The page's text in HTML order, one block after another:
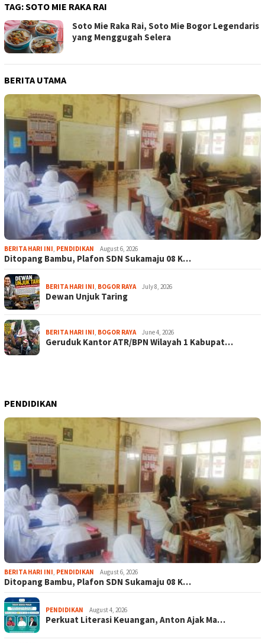
TAG:SOTO MIE RAKA RAI
Soto Mie Raka Rai, Soto Mie Bogor Legendaris
yang Menggugah Selera
BERITA UTAMA
BERITA HARI INI, PENDIDIKAN August 6, 2026
Ditopang Bambu, Plafon SDN Sukamaju 08 K…
BERITA HARI INI, BOGOR RAYA July 8, 2026
Dewan Unjuk Taring
BERITA HARI INI, BOGOR RAYA June 4, 2026
Geruduk Kantor ATR/BPN Wilayah 1 Kabupat…
PENDIDIKAN
BERITA HARI INI, PENDIDIKAN August 6, 2026
Ditopang Bambu, Plafon SDN Sukamaju 08 K…
PENDIDIKAN August 4, 2026
Perkuat Literasi Keuangan, Anton Ajak Ma…